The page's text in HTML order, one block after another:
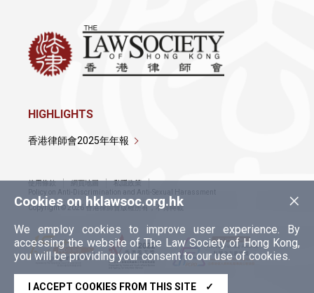
×
Cookies on hklawsoc.org.hk
We employ cookies to improve user experience. By
accessing the website of The Law Society of Hong Kong,
you will be providing your consent to our use of cookies.
I ACCEPT COOKIES FROM THIS SITE ✓
HIGHLIGHTS
香港律師會2025年年報
使用條款 網頁地圖
私隱政策
Policy on Anti-Discrimination and Anti-Sexual Harassment
Copyright © 2026 香港律師會版權所有，不得轉載